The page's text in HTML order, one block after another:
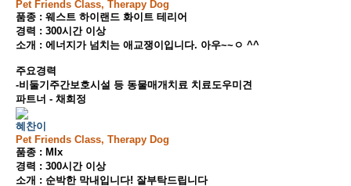
Pet Friends Class, Therapy Dog
품종 : 웨스트 하이랜드 화이트 테리어
경력 : 300시간 이상
소개 : 에너지가 넘치는 애교쟁이입니다. 아우~~ㅇ ^^
주요경력
-비둘기주간보호시설 등 동물매개치료 치료도우미견
파트너 - 채희정
혜찬이
Pet Friends Class, Therapy Dog
품종 : MIx
경력 : 300시간 이상
소개 : 순박한 막내입니다! 잘부탁드립니다